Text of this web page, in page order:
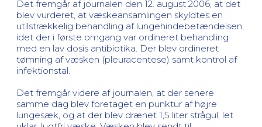
Det fremgår af journalen den 12. august 2006, at det
blev vurderet, at væskeansamlingen skyldtes en
utilstrækkelig behandling af lungehindebetændelsen,
idet der i første omgang var ordineret behandling
med en lav dosis antibiotika. Der blev ordineret
tømning af væsken (pleuracentese) samt kontrol af
infektionstal.
Det fremgår videre af journalen, at der senere
samme dag blev foretaget en punktur af højre
lungesæk, og at der blev drænet 1,5 liter strågul, let